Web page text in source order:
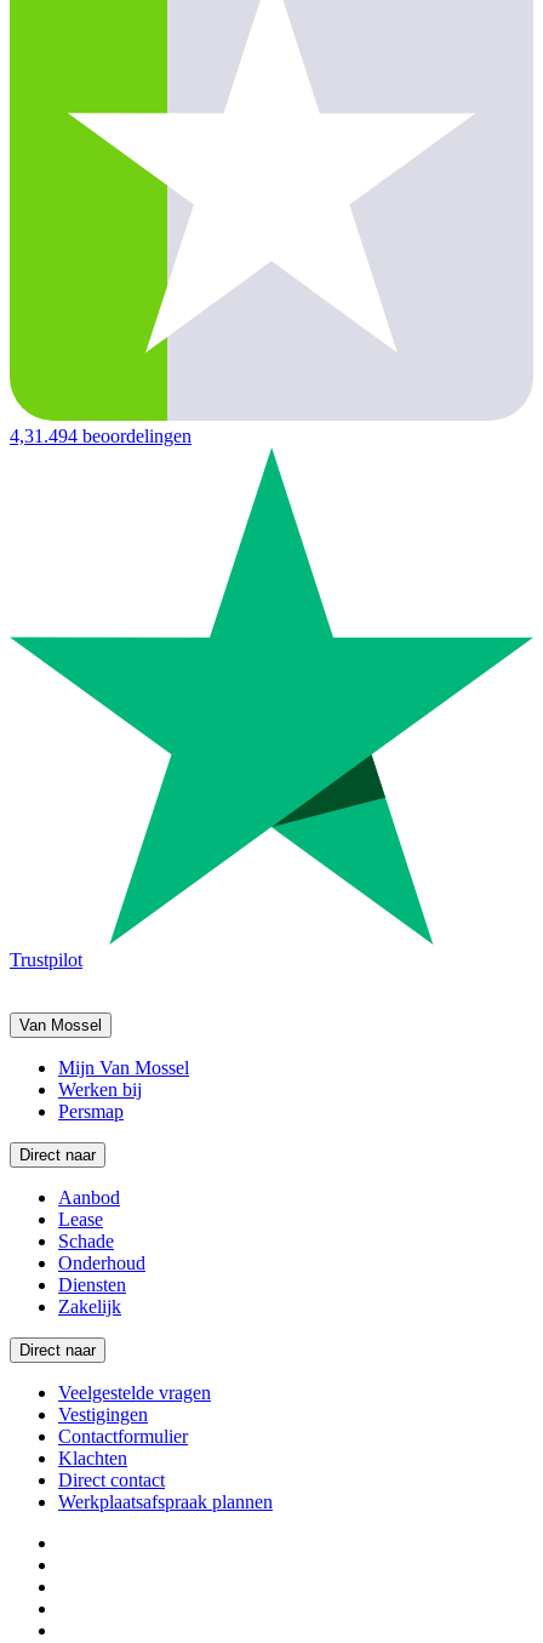
4,31.494 beoordelingen
Trustpilot
Van Mossel
Mijn Van Mossel
Werken bij
Persmap
Direct naar
Aanbod
Lease
Schade
Onderhoud
Diensten
Zakelijk
Direct naar
Veelgestelde vragen
Vestigingen
Contactformulier
Klachten
Direct contact
Werkplaatsafspraak plannen